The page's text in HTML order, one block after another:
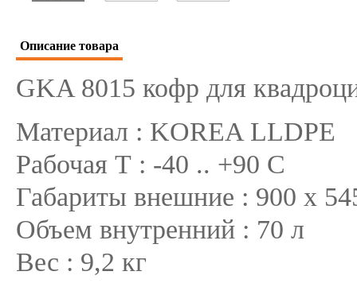
Описание товара
GKA 8015 кофр для
Материал : KOREA LLDPE
Рабочая Т : -40 .. +90 C
Габариты внешние : 900 x
Объем внутренний : 70 л
Вес : 9,2 кг